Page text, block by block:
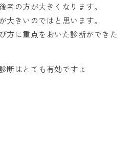
者の方が大きくなります。
大きいのではと思います。
方に重点をおいた診断ができた
断はとても有効ですよ